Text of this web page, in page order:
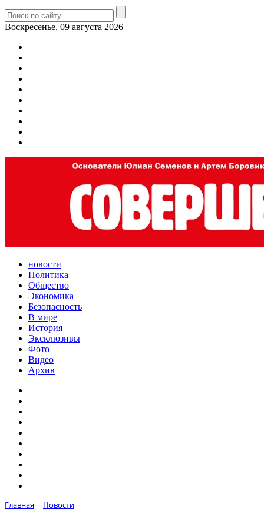
Воскресенье, 09 августа 2026
новости
Политика
Общество
Экономика
Безопасность
В мире
История
Эксклюзивы
Фото
Видео
Архив
Главная
Новости